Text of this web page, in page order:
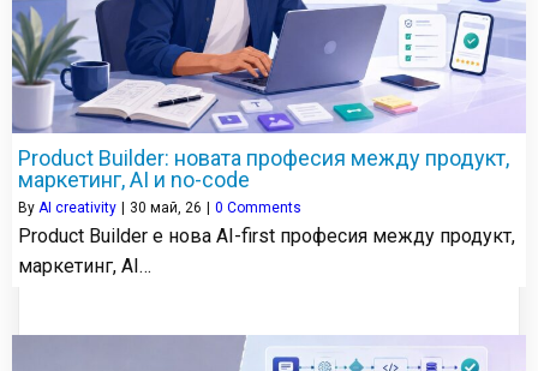
Product Builder: новата професия между продукт,
маркетинг, AI и no-code
By AI creativity 30 май, 26 0 Comments
Product Builder е нова AI-first професия между продукт,
маркетинг, AI…